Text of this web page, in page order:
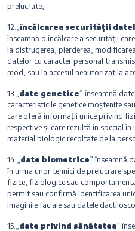
prelucrate;
12.„ încălcarea securității
înseamnă o încălcare a securității
la distrugerea, pierderea,
datelor cu caracter personal
mod, sau la accesul neautorizat la
13.„ date genetice” înseamnă
caracteristicile genetice moștenite
care oferă informații unice privind
respective și care rezultă în special
material biologic recoltate de la
14.„ date biometrice” înseamnă
în urma unor tehnici de prelucrare
fizice, fiziologice sau
permit sau confirmă identificarea
imaginile faciale sau datele
15.„ date privind sănătatea”